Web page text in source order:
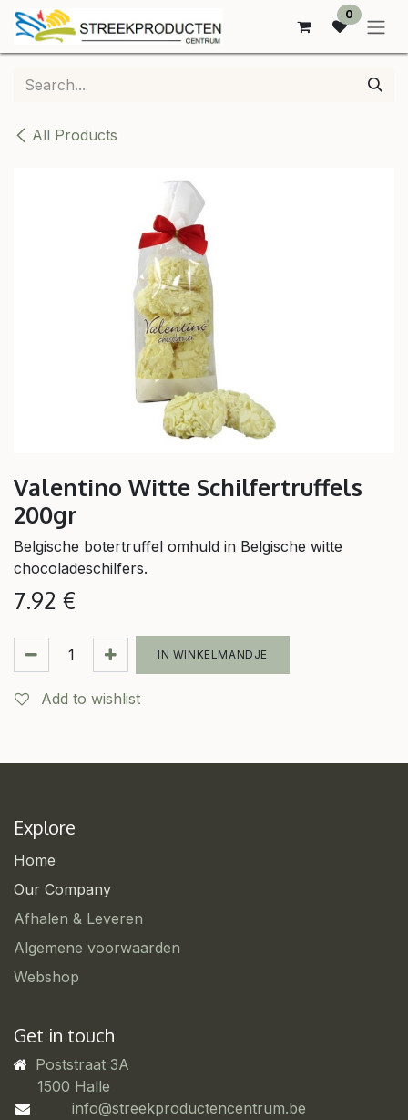
SKIP TO CONTENT
0
All Products
Valentino Witte Schilfertruffels
200gr
Belgische botertruffel omhuld in Belgische witte
chocoladeschilfers.
7.92 €
IN WINKELMANDJE
Add to wishlist
Explore
Home
Our Company
Afhalen & Leveren
Algemene voorwaarden
Webshop
Get in touch
Poststraat 3A
​1500 Halle
info@streekproductencentrum.be